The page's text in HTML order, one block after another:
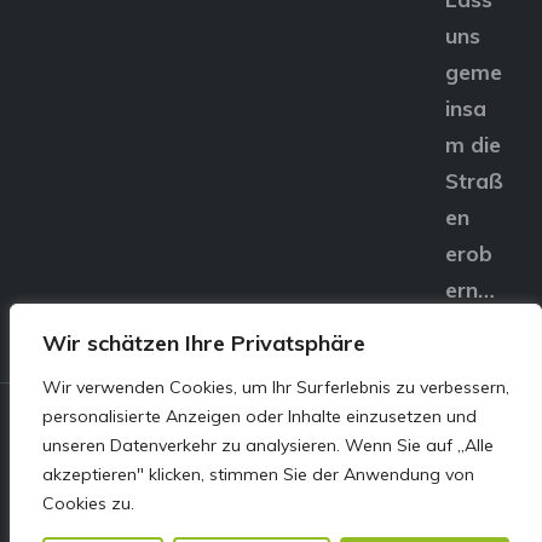
Wir schätzen Ihre Privatsphäre
Wir verwenden Cookies, um Ihr Surferlebnis zu verbessern,
personalisierte Anzeigen oder Inhalte einzusetzen und
unseren Datenverkehr zu analysieren. Wenn Sie auf „Alle
akzeptieren" klicken, stimmen Sie der Anwendung von
Cookies zu.
uns
geme
insa
m die
Straß
en
erob
ern…
© E&S Motors GmbH,
Linzer Straße 83 4240
Freistadt